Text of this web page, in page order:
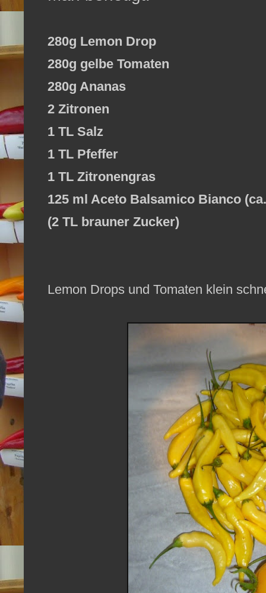
280g Lemon Drop
280g gelbe Tomaten
280g Ananas
2 Zitronen
1 TL Salz
1 TL Pfeffer
1 TL Zitronengras
125 ml Aceto Balsamico Bianco
(2 TL brauner Zucker)
Lemon Drops und Tomaten klein